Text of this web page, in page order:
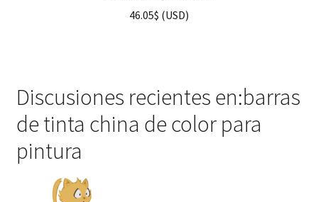
46.05$ (USD)
Discusiones recientes en:barras
de tinta china de color para
pintura